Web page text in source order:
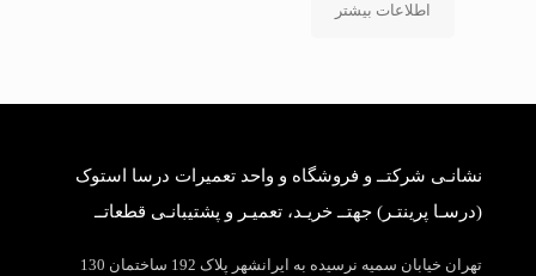
اطلاعات بیشتر
نشانـی شرکتــ و فروشگاه و واحد تعمیرات درسا استوک
(درسـا پرینتـر) جهتــ خریـد، تعمیـر و پشتیبانـی قطعاتــ
تهران خیابان سمیه نرسیده به ایرانشهر پلاک 192 ساختمان 130